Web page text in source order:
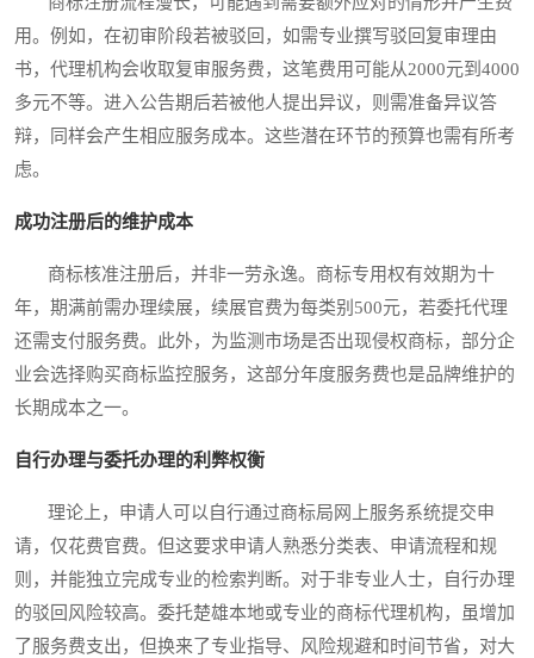
用。例如，在初审阶段若被驳回，如需专业撰写驳回复审理由
书，代理机构会收取复审服务费，这笔费用可能从2000元到4000
多元不等。进入公告期后若被他人提出异议，则需准备异议答
辩，同样会产生相应服务成本。这些潜在环节的预算也需有所考
虑。
成功注册后的维护成本
商标核准注册后，并非一劳永逸。商标专用权有效期为十
年，期满前需办理续展，续展官费为每类别500元，若委托代理
还需支付服务费。此外，为监测市场是否出现侵权商标，部分企
业会选择购买商标监控服务，这部分年度服务费也是品牌维护的
长期成本之一。
自行办理与委托办理的利弊权衡
理论上，申请人可以自行通过商标局网上服务系统提交申
请，仅花费官费。但这要求申请人熟悉分类表、申请流程和规
则，并能独立完成专业的检索判断。对于非专业人士，自行办理
的驳回风险较高。委托楚雄本地或专业的商标代理机构，虽增加
了服务费支出，但换来了专业指导、风险规避和时间节省，对大